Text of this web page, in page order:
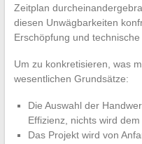
Zeitplan
diesen Unwägbarkeiten
Erschöpfung und
Um zu konkretisieren, was
wesentlichen Grundsätze:
Die Auswahl der
Effizienz, nichts wird
Das Projekt wird von